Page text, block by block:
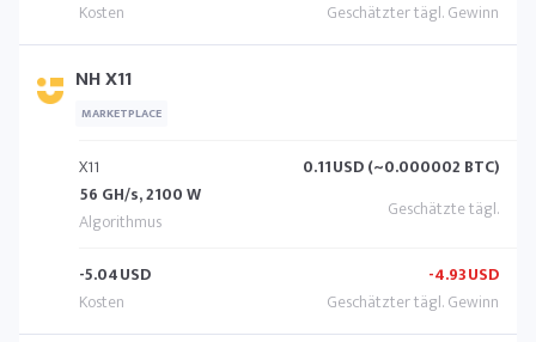
NH X11
MARKETPLACE
X11
56 GH/s, 2100 W
0.11USD (~0.000002 BTC)
-5.04USD -4.93USD